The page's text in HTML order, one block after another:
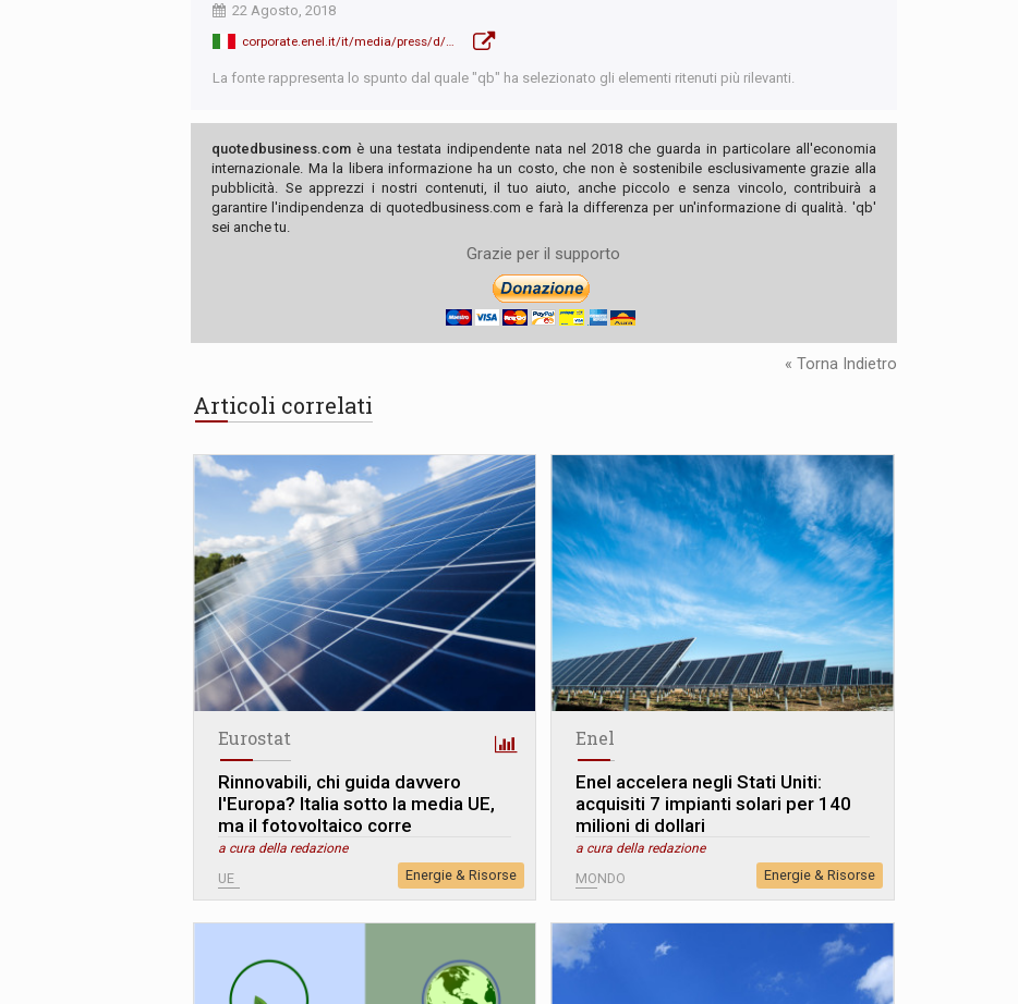
22 Agosto, 2018
La fonte rappresenta lo spunto dal quale "qb" ha selezionato gli elementi ritenuti più rilevanti.
quotedbusiness.com è una testata indipendente nata nel 2018 che guarda in particolare all'economia
internazionale. Ma la libera informazione ha un costo, che non è sostenibile esclusivamente grazie alla
pubblicità. Se apprezzi i nostri contenuti, il tuo aiuto, anche piccolo e senza vincolo, contribuirà a
garantire l'indipendenza di quotedbusiness.com e farà la differenza per un'informazione di qualità. 'qb'
sei anche tu.
Grazie per il supporto
« Torna Indietro
Articoli correlati
Eurostat
Rinnovabili, chi guida davvero
l'Europa? Italia sotto la media UE,
ma il fotovoltaico corre
a cura della redazione
UE Energie & Risorse
Enel
Enel accelera negli Stati Uniti:
acquisiti 7 impianti solari per 140
milioni di dollari
a cura della redazione
MONDO Energie & Risorse